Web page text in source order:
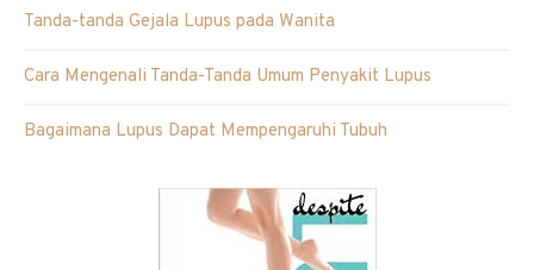
Tanda-tanda Gejala Lupus pada Wanita
Cara Mengenali Tanda-Tanda Umum Penyakit Lupus
Bagaimana Lupus Dapat Mempengaruhi Tubuh